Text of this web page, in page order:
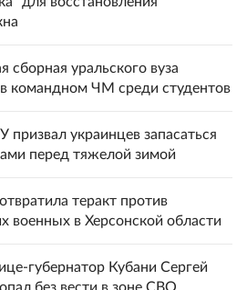
сборная уральского вуза
командном ЧМ среди студентов
призвал украинцев запасаться
перед тяжелой зимой
теракт против
военных в Херсонской области
Кубани Сергей